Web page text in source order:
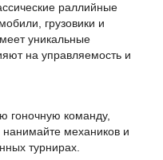
раллийные
грузовики и
уникальные
на управляемость и
гоночную команду,
механиков и
турнирах.